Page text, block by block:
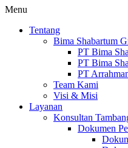
Menu
Tentang
Bima Shabartum
PT Bima
PT Bima
PT
Team Kami
Visi & Misi
Layanan
Konsultan
Dokumen